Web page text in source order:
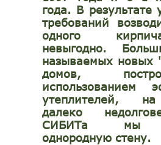
года. В результате
требований
одного
невыгодно.
называемых новых
домов,
использованием
утеплителей,
далеко
СИБИТа мы
однородную стену.